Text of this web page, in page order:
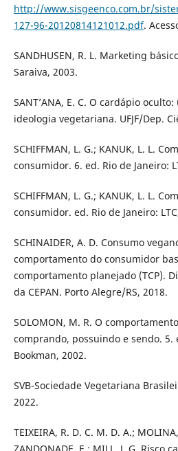
http://www.sisgeenco.com.br/
127-96-20120814121012.pdf.
SANDHUSEN, R. L. Marketing
Saraiva, 2003.
SANT’ANA, E. C. O cardápio
ideologia vegetariana. UFJF/Dep.
SCHIFFMAN, L. G.; KANUK, L. L.
consumidor. 6. ed. Rio de Janeiro:
SCHIFFMAN, L. G.; KANUK, L. L.
consumidor. ed. Rio de Janeiro:
SCHINAIDER, A. D. Consumo
comportamento do consumidor
comportamento planejado (TCP).
da CEPAN. Porto Alegre/RS, 2018.
SOLOMON, M. R. O
comprando, possuindo e sendo. 5.
Bookman, 2002.
SVB-Sociedade Vegetariana
2022.
TEIXEIRA, R. D. C. M. D. A.;